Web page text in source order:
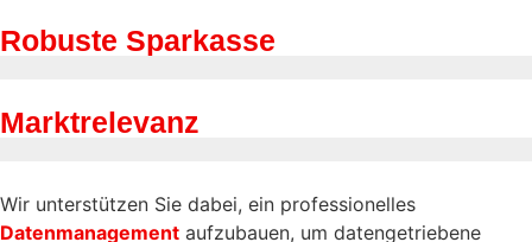
Robuste Sparkasse
Marktrelevanz
Wir unterstützen Sie dabei, ein professionelles
Datenmanagement aufzubauen, um datengetriebene